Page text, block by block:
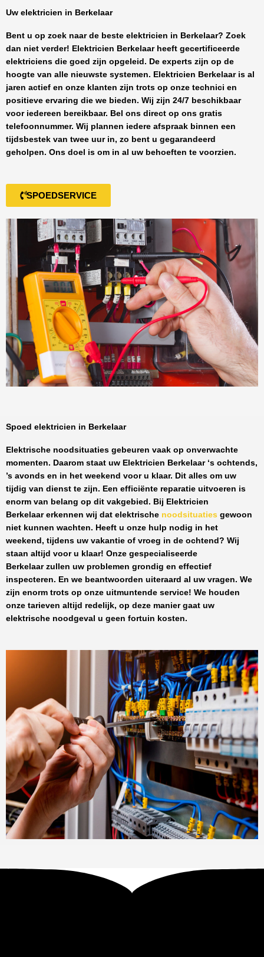
Uw elektricien in Berkelaar
Bent u op zoek naar de beste elektricien in Berkelaar? Zoek
dan niet verder! Elektricien Berkelaarheeft gecertificeerde
elektriciens die goed zijn opgeleid. De experts zijn op de
hoogte van alle nieuwste systemen. Elektricien Berkelaaris al
jaren actief en onze klanten zijn trots op onze technici en
positieve ervaring die we bieden. Wij zijn 24/7 beschikbaar
voor iedereen bereikbaar. Bel ons direct op ons gratis
telefoonnummer. Wij plannen iedere afspraak binnen een
tijdsbestek van twee uur in, zo bent u gegarandeerd
geholpen. Ons doel is om in al uw behoeften te voorzien.
SPOEDSERVICE
Spoed elektricien in Berkelaar
Elektrische noodsituaties gebeuren vaak op onverwachte
momenten. Daarom staat uw Elektricien Berkelaar‘s ochtends,
’s avonds en in het weekend voor u klaar. Dit alles om uw
tijdig van dienst te zijn. Een efficiënte reparatie uitvoeren is
enorm van belang op dit vakgebied. Bij Elektricien
Berkelaarerkennen wij dat elektrische noodsituaties gewoon
niet kunnen wachten. Heeft u onze hulp nodig in het
weekend, tijdens uw vakantie of vroeg in de ochtend? Wij
staan altijd voor u klaar! Onze gespecialiseerde
Berkelaarzullen uw problemen grondig en effectief
inspecteren. En we beantwoorden uiteraard al uw vragen. We
zijn enorm trots op onze uitmuntende service! We houden
onze tarieven altijd redelijk, op deze manier gaat uw
elektrische noodgeval u geen fortuin kosten.